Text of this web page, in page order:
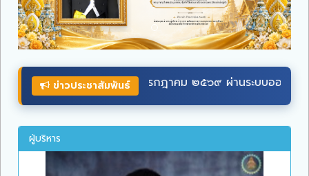
ข่าวประชาสัมพันธ์
ผ่านระบบออนไลน์ ที่เว็บไซต์หน่วยราชการในพระองค์
ผู้บริหาร